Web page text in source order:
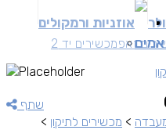
אוזניות ורמקולים
זאפמכשירים יד 2
שתף
> מכשירים לתיקון >